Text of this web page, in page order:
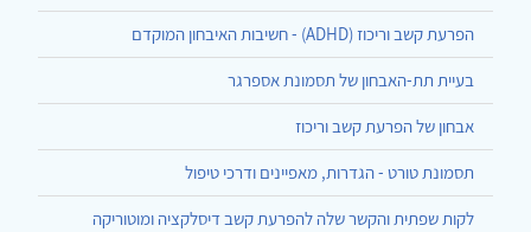
הפרעת קשב וריכוז (ADHD) - חשיבות האיבחון המוקדם
בעיית תת-האבחון של תסמונת אספרגר
אבחון של הפרעת קשב וריכוז
תסמונת טורט - הגדרות, מאפיינים ודרכי טיפול
לקות שפתית והקשר שלה להפרעת קשב דיסלקציה ומוטוריקה